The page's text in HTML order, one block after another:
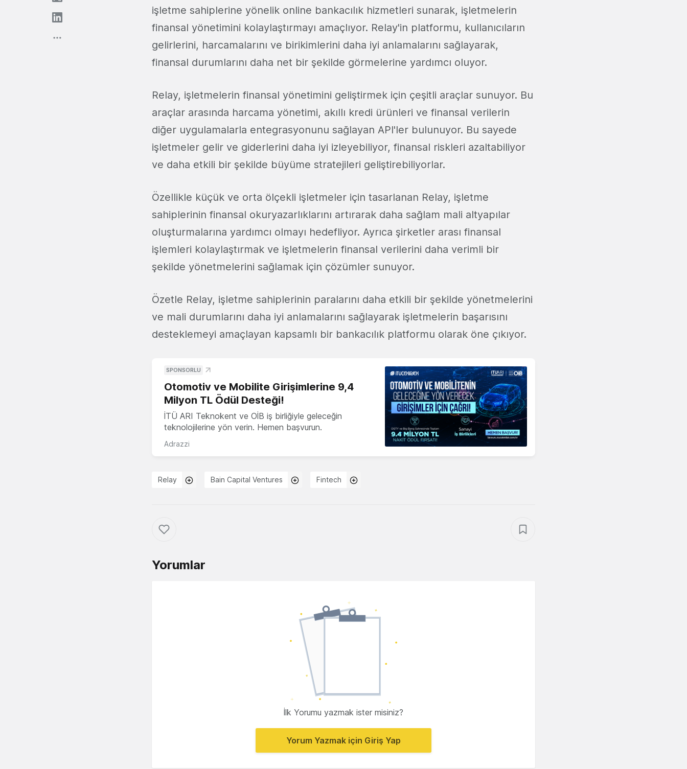
işletme sahiplerine yönelik online bankacılık hizmetleri sunarak, işletmelerin
finansal yönetimini kolaylaştırmayı amaçlıyor. Relay'in platformu, kullanıcıların
gelirlerini, harcamalarını ve birikimlerini daha iyi anlamalarını sağlayarak,
finansal durumlarını daha net bir şekilde görmelerine yardımcı oluyor.
Relay, işletmelerin finansal yönetimini geliştirmek için çeşitli araçlar sunuyor. Bu
araçlar arasında harcama yönetimi, akıllı kredi ürünleri ve finansal verilerin
diğer uygulamalarla entegrasyonunu sağlayan API'ler bulunuyor. Bu sayede
işletmeler gelir ve giderlerini daha iyi izleyebiliyor, finansal riskleri azaltabiliyor
ve daha etkili bir şekilde büyüme stratejileri geliştirebiliyorlar.
Özellikle küçük ve orta ölçekli işletmeler için tasarlanan Relay, işletme
sahiplerinin finansal okuryazarlıklarını artırarak daha sağlam mali altyapılar
oluşturmalarına yardımcı olmayı hedefliyor. Ayrıca şirketler arası finansal
işlemleri kolaylaştırmak ve işletmelerin finansal verilerini daha verimli bir
şekilde yönetmelerini sağlamak için çözümler sunuyor.
Özetle Relay, işletme sahiplerinin paralarını daha etkili bir şekilde yönetmelerini
ve mali durumlarını daha iyi anlamalarını sağlayarak işletmelerin başarısını
desteklemeyi amaçlayan kapsamlı bir bankacılık platformu olarak öne çıkıyor.
SPONSORLU
Otomotiv ve Mobilite Girişimlerine 9,4
Milyon TL Ödül Desteği!
İTÜ ARI Teknokent ve OİB iş birliğiyle geleceğin
teknolojilerine yön verin. Hemen başvurun.
Adrazzi
Relay Bain Capital Ventures Fintech
Yorumlar
İlk Yorumu yazmak ister misiniz?
Yorum Yazmak için Giriş Yap